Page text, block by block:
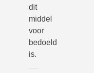
dit
middel
voor
bedoeld
is.